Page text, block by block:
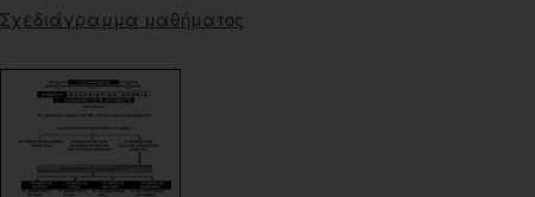
Σχεδιάγραμμα μαθήματος